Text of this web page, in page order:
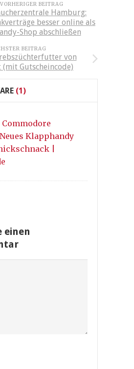
VORHERIGER BEITRAG
Hamburg:
besser online als
Shop abschließen
BEITRAG
von
Gutscheincode)
(1)
Commodore
Klapphandy
|
einen